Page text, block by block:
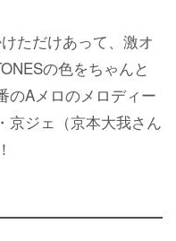
ただけあって、激オ
の色をちゃんと
のAメロのメロディー
京ジェ（京本大我さん